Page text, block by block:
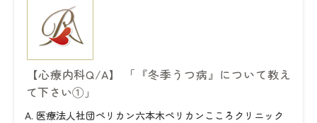
【心療内科Q/A】 「『冬季うつ病』について教え
て下さい①」
A. 医療法人社団ペリカン六本木ペリカンこころクリニック